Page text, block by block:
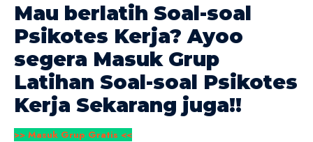
Mau berlatih Soal-soal
Psikotes Kerja? Ayoo
segera Masuk Grup
Latihan Soal-soal Psikotes
Kerja Sekarang juga!!
>> Masuk Grup Gratis <<